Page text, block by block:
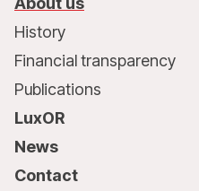
History
Financial transparency
Publications
LuxOR
News
Contact